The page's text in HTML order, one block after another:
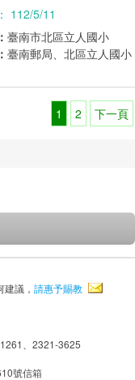
112/5/11
臺南市北區立人國小
臺南郵局、北區立人國小
1 2 下一頁
議， 請惠予賜教
、2321-3625
號信箱